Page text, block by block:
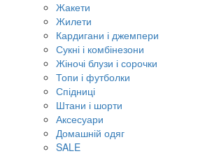
Жакети
Жилети
Кардигани і джемпери
Сукні і комбінезони
Жіночі блузи і сорочки
Топи і футболки
Спідниці
Штани і шорти
Аксесуари
Домашній одяг
SALE